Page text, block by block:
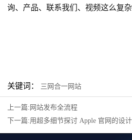
询、产品、联系我们、视频这么复杂
关键词： 三网合一网站
上一篇:网站发布全流程
下一篇:用超多细节探讨 Apple 官网的设